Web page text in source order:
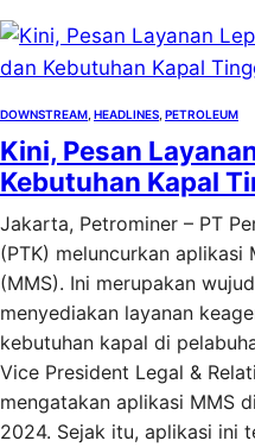
DOWNSTREAM HEADLINES PETROLEUM
Kini, Pesan
Kebutuhan Kapal
Jakarta, Petrominer – PT
(PTK) meluncurkan aplikasi
(MMS). Ini merupakan
menyediakan layanan
kebutuhan kapal di
Vice President Legal &
mengatakan aplikasi MMS
2024. Sejak itu, aplikasi ini